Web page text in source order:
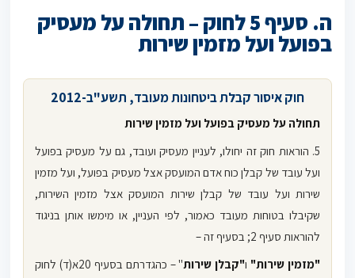
ה. סעיף 5 לחוק – תחולה על מעסיק
בפועל ועל מזמין שירות
חוק איסור קבלת ביטחונות מעובד, תשע"ב-2012
תחולה על מעסיק בפועל ועל מזמין שירות
5. הוראות חוק זה יחולו, לעניין מעסיק ועובד, גם על מעסיק בפועל
ועל עובד של קבלן כוח אדם המועסק אצל מעסיק בפועל, ועל מזמין
שירות ועל עובד של קבלן שירות המועסק אצל מזמין השירות,
שקיבלו בטוחות מעובד כאמור, לפי העניין, או מימשו אותן בניגוד
להוראות סעיף 2; בסעיף זה –
"מזמין שירות" ו"קבלן שירות
" – כהגדרתם בסעיף 20א(ד) לחוק